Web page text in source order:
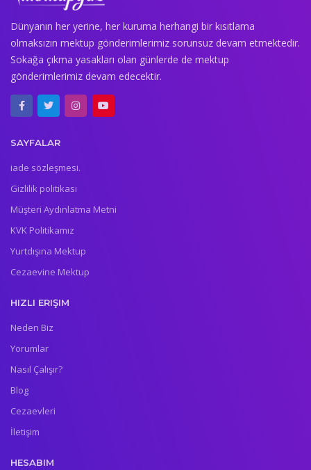
Dünyanın her yerine, her kuruma herhangi bir kısıtlama
olmaksızın mektup gönderimlerimiz sorunsuz devam etmektedir.
Sokağa çıkma yasakları olan günlerde de mektup
gönderimlerimiz devam edecektir.
SAYFALAR
iade sözleşmesi.
Gizlilik politikası
Müşteri Aydınlatma Metni
KVK Politikamız
Yurtdışına Mektup
Cezaevine Mektup
HIZLI ERIŞIM
Neden Biz
Yorumlar
Nasıl Çalışır?
Blog
Cezaevleri
İletişim
HESABIM